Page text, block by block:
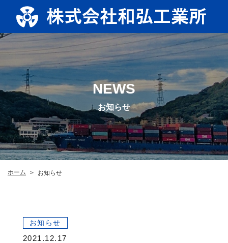
NEWS
お知らせ
ホーム > お知らせ
お知らせ
2021.12.17